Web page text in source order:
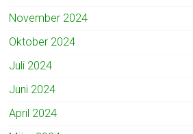
November 2024
Oktober 2024
Juli 2024
Juni 2024
April 2024